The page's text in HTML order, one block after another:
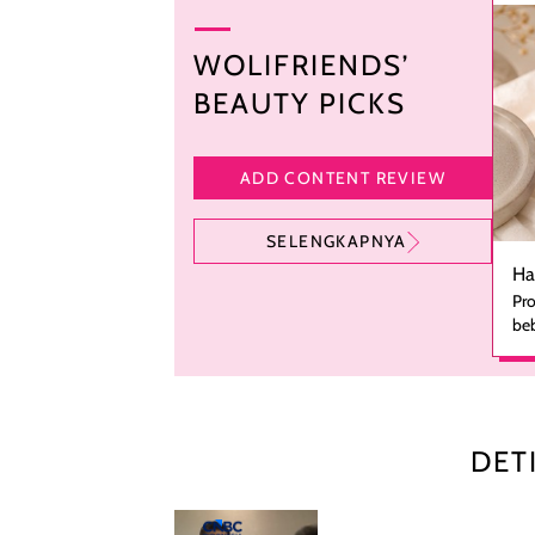
WOLIFRIENDS’
BEAUTY PICKS
ADD CONTENT REVIEW
SELENGKAPNYA